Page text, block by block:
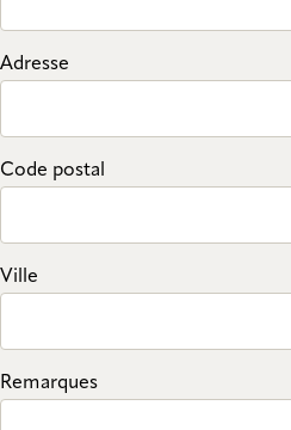
Adresse
Code postal
Ville
Remarques